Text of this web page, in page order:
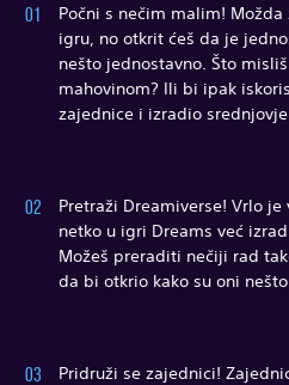
Počni s nečim malim!
igru, no otkrit ćeš da je
nešto jednostavno. Što
mahovinom? Ili bi ipak
zajednice i izradio
Pretraži Dreamiverse! Vrlo
netko u igri Dreams već
Možeš preraditi nečiji rad
da bi otkrio kako su oni
Pridruži se zajednici!